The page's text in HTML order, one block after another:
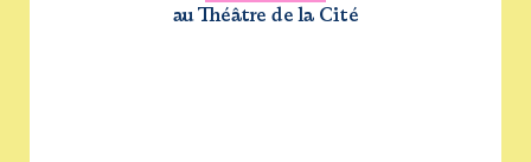
au Théâtre de la Cité